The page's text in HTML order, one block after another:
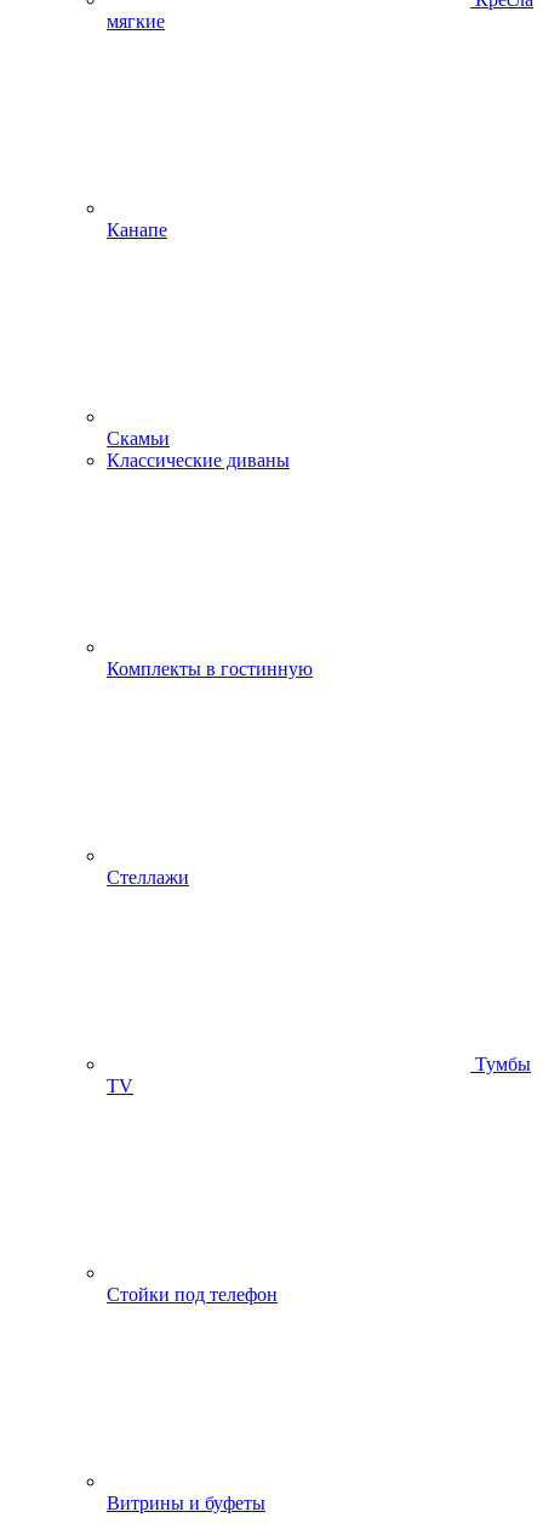
мягкие
Канапе
Скамьи
Классические диваны
Комплекты в гостинную
Стеллажи
Тумбы
ТV
Стойки под телефон
Витрины и буфеты